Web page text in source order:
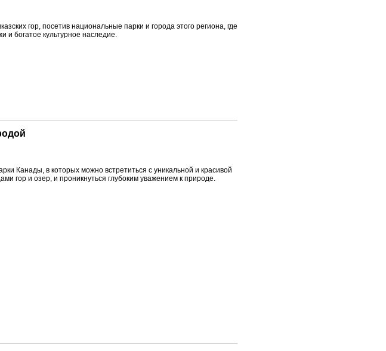
гор, посетив национальные парки и города этого региона, где
и богатое культурное наследие.
Канады, в которых можно встретиться с уникальной и красивой
гор и озер, и проникнуться глубоким уважением к природе.